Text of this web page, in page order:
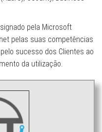
pela Microsoft
pelas suas competências
sucesso dos Clientes ao
da utilização.